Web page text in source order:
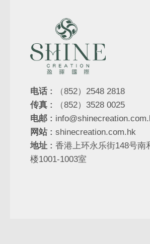
电话 :
（852）2548 2818
传真 :
（852）3528 0025
电邮 :
网站 : shinecreation.com.hk
地址 : 香港上环永乐街148号南
楼1001-1003室